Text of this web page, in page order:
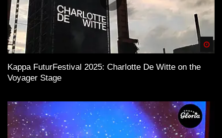
Kappa FuturFestival 2025: Charlotte De Witte on the
Voyager Stage